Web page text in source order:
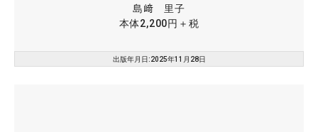
島﨑 里子
本体2,200円＋税
出版年月日:2025年11月28日